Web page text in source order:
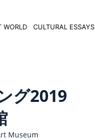
WORLD CULTURAL ESSAYS
グ2019
Museum